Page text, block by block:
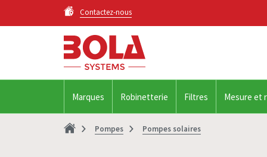
Contactez-nous
Marques Robinetterie Filtres Mesure et
Pompes Pompes solaires